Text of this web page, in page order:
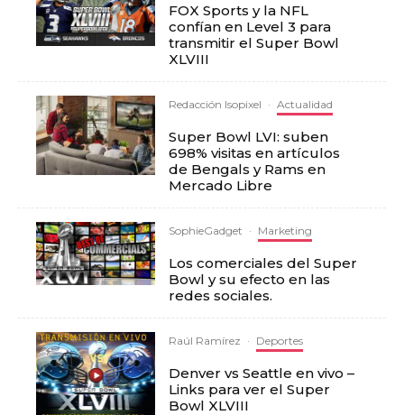
FOX Sports y la NFL
confían en Level 3 para
transmitir el Super Bowl
XLVIII
Redacción Isopixel · Actualidad
Super Bowl LVI: suben
698% visitas en artículos
de Bengals y Rams en
Mercado Libre
SophieGadget · Marketing
Los comerciales del Super
Bowl y su efecto en las
redes sociales.
Raúl Ramírez · Deportes
Denver vs Seattle en vivo –
Links para ver el Super
Bowl XLVIII